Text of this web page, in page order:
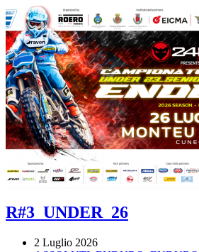
R#3_UNDER_26
2 Luglio 2026